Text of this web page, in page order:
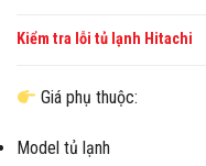
Kiểm tra lỗi tủ lạnh Hitachi
Giá phụ thuộc:
Model tủ lạnh